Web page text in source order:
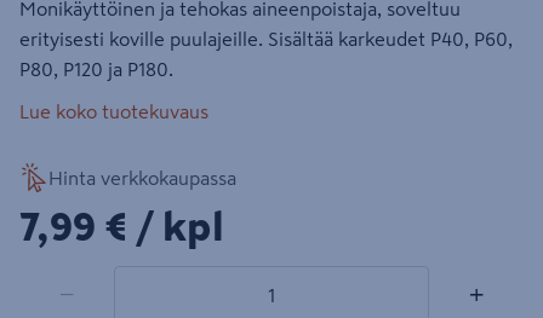
Monikäyttöinen ja tehokas aineenpoistaja, soveltuu
erityisesti koville puulajeille. Sisältää karkeudet P40, P60,
P80, P120 ja P180.
Lue koko tuotekuvaus
Hinta verkkokaupassa
7,99€/kpl
7,99 € / kpl
− +